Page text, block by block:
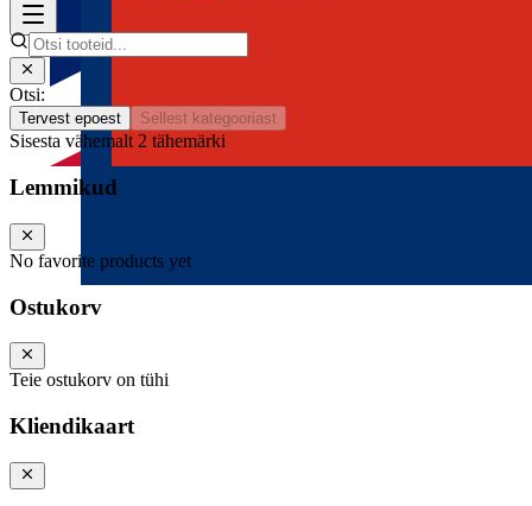
Otsi:
Tervest epoest Sellest kategooriast
Sisesta vähemalt 2 tähemärki
Lemmikud
No favorite products yet
Ostukorv
Teie ostukorv on tühi
Kliendikaart